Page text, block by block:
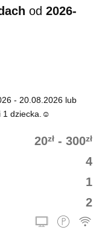
od 2026-
- 20.08.2026 lub
1 dziecka.☺️
20zł - 300zł
4
1
2